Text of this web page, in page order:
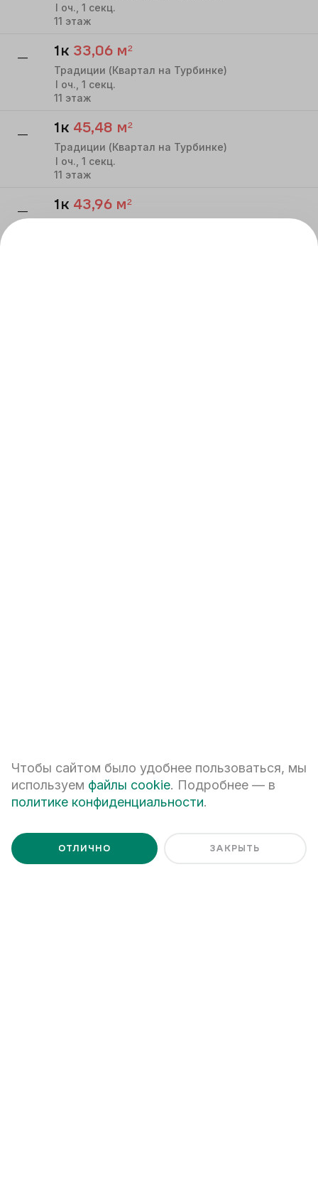
I оч., 1 секц.
11 этаж
— 1к 33,06 м²
Традиции (Квартал на Турбинке)
I оч., 1 секц.
11 этаж
— 1к 45,48 м²
Традиции (Квартал на Турбинке)
I оч., 1 секц.
11 этаж
— 1к 43,96 м²
Я ознакомлен с
Политикой обработки персональных данных
Чтобы сайтом было удобнее пользоваться, мы
используем файлы cookie. Подробнее — в
политике конфиденциальности.
ОТЛИЧНО ЗАКРЫТЬ